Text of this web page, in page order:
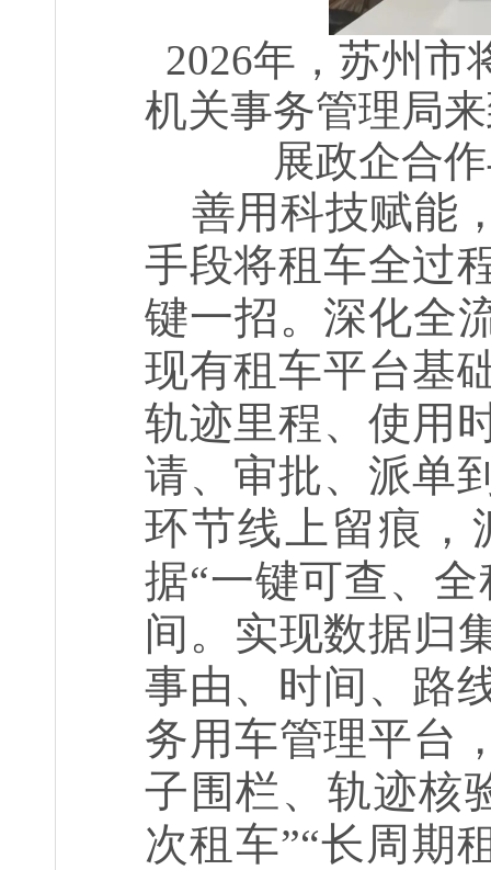
2026年，苏州市
机关事务管理局
展政企合
善用科技赋能
手段将租车全过
键一招。深化全
现有租车平台基
轨迹里程、使用
请、审批、派单
环节线上留痕，
据“一键可查、
间。实现数据归
事由、时间、路
务用车管理平台
子围栏、轨迹核
次租车”“长周期